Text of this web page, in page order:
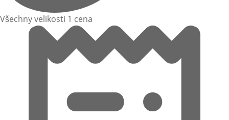
Všechny velikosti 1 cena